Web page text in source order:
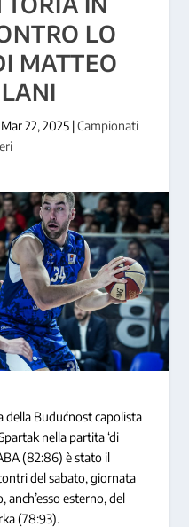
LO
MATTEO
Mar 22, 2025 |Campionati
Budućnost capolista
nella partita ‘di
(82:86) è stato il
del sabato, giornata
anch’esso esterno, del
(78:93).